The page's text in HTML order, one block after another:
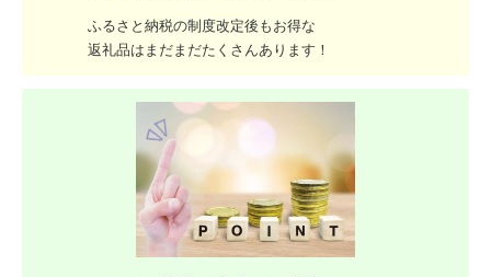
ふるさと納税の制度改定後もお得な
返礼品はまだまだたくさんあります！